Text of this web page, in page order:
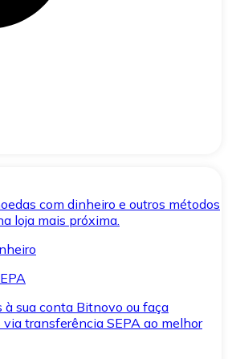
com dinheiro e outros métodos
loja mais próxima.
à sua conta Bitnovo ou faça
transferência SEPA ao melhor